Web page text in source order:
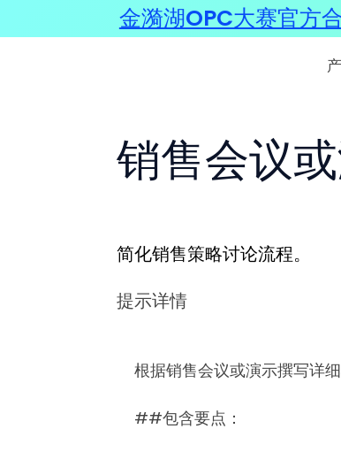
销售会议
简化销售策略讨论流程。
提示详情
根据销售会议或演示撰写
##包含要点：
金漪湖OPC大赛官方